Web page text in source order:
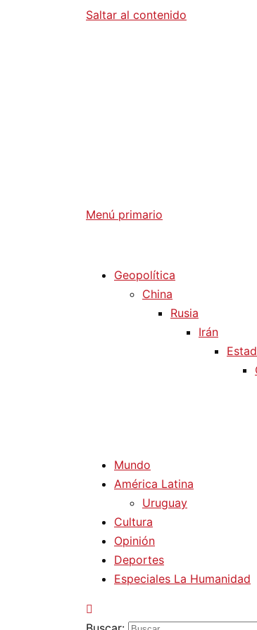
Saltar al contenido
Menú primario
Geopolítica
China
Rusia
Irán
Mundo
América Latina
Uruguay
Cultura
Opinión
Deportes
Especiales La Humanidad